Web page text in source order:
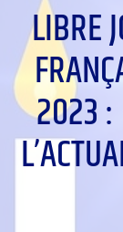
LIBRE
2023 :